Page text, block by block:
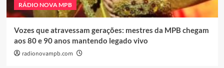
RÁDIO NOVA MPB
Vozes que atravessam gerações: mestres da MPB chegam
aos 80 e 90 anos mantendo legado vivo
radionovampb.com